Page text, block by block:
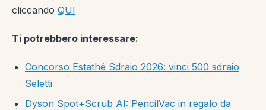
cliccando QUI
Ti potrebbero interessare:
Concorso Estathé Sdraio 2026: vinci 500 sdraio
Seletti
Dyson Spot+Scrub AI: PencilVac in regalo da